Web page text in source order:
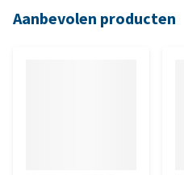
Aanbevolen producten